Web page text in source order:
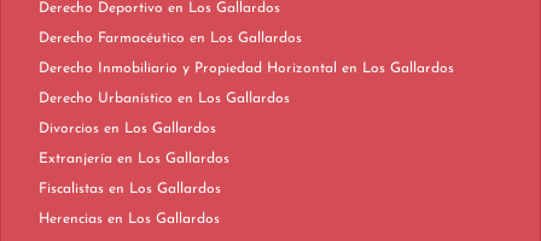
Derecho Deportivo en Los Gallardos
Derecho Farmacéutico en Los Gallardos
Derecho Inmobiliario y Propiedad Horizontal en Los Gallardos
Derecho Urbanístico en Los Gallardos
Divorcios en Los Gallardos
Extranjería en Los Gallardos
Fiscalistas en Los Gallardos
Herencias en Los Gallardos